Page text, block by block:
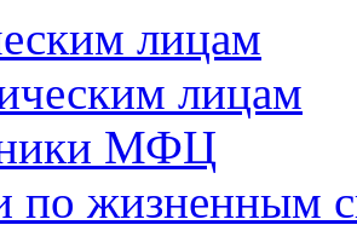
лицам
лицам
МФЦ
по жизненным